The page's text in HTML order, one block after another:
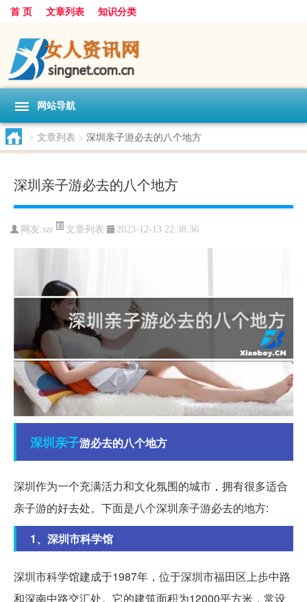
首 页 文章列表 知识分类
网站导航
> 文章列表 > 深圳亲子游必去的八个地方
深圳亲子游必去的八个地方
网友:szr 文章列表 2023-12-13 22:38:36
深圳亲子游必去的八个地方
深圳作为一个充满活力和文化氛围的城市，拥有很多适合
亲子游的好去处。下面是八个深圳亲子游必去的地方:
1、深圳市科学馆
深圳市科学馆建成于1987年，位于深圳市福田区上步中路
和深南中路交汇处。它的建筑面积为12000平方米，常设